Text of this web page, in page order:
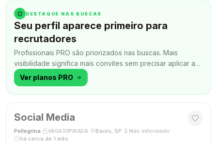
DESTAQUE NAS BUSCAS
Seu perfil aparece primeiro para
recrutadores
Profissionais PRO são priorizados nas buscas. Mais
visibilidade significa mais convites sem precisar aplicar a
todo momento.
Ver planos PRO
Social Media
Pellegrina VAGA EXPIRADA Bauru, SP Não informado
há cerca de 1 mês